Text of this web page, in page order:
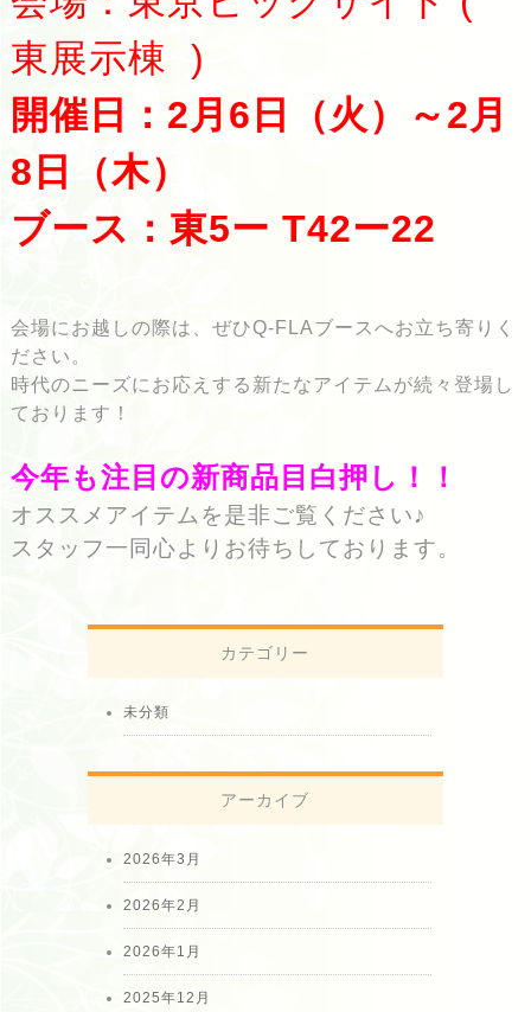
東展示棟 )
開催日：2月6日（火）～2月
8 日（木）
ブース： 東5ー T42ー22
会場にお越しの際は、ぜひQ-FLAブースへお立ち寄りく
ださい。
時代のニーズにお応えする新たなアイテムが続々登場し
ております！
今年も注目の新商品目白押し！！
オススメアイテムを是非ご覧ください♪
スタッフ一同心よりお待ちしております。
カテゴリー
未分類
アーカイブ
2026年3月
2026年2月
2026年1月
2025年12月